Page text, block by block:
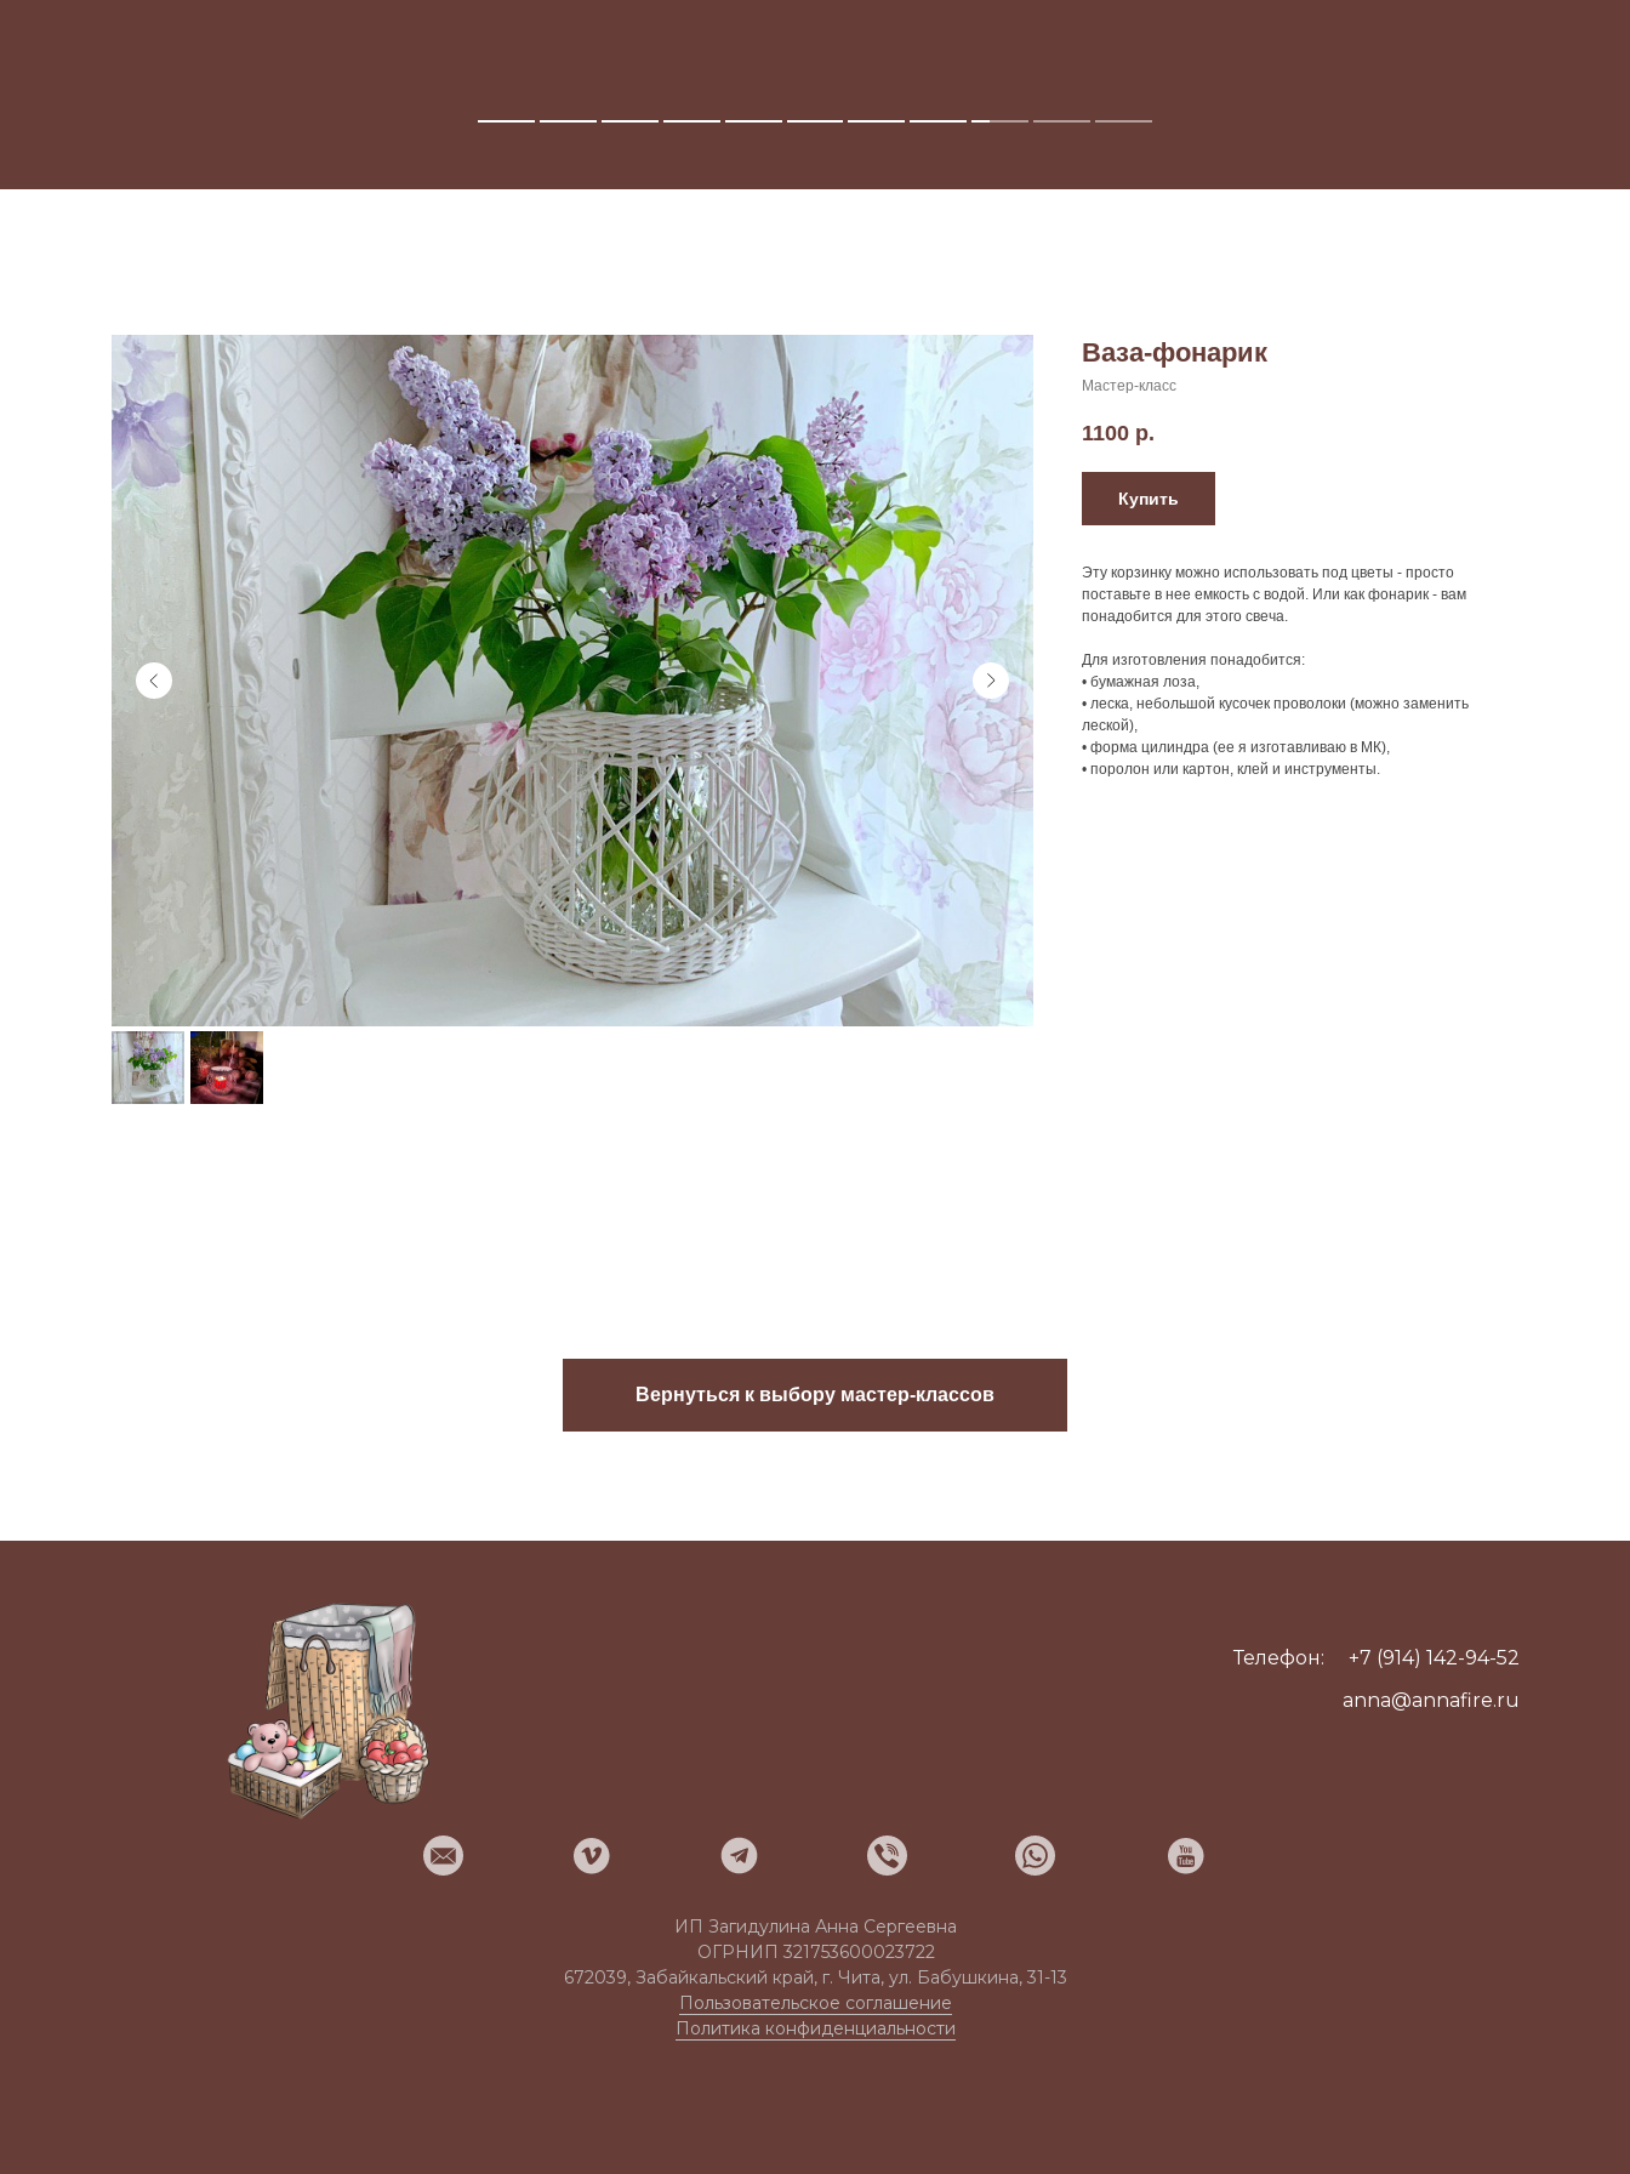
Ваза-фонарик
Мастер-класс
1100 р.
Купить
Эту корзинку можно использовать под цветы - просто
поставьте в нее емкость с водой. Или как фонарик - вам
понадобится для этого свеча.
Для изготовления понадобится:
• бумажная лоза,
• леска, небольшой кусочек проволоки (можно заменить
леской),
• форма цилиндра (ее я изготавливаю в МК),
• поролон или картон, клей и инструменты.
Вернуться к выбору мастер-классов
ИП Загидулина Анна Сергеевна
ОГРНИП 321753600023722
672039, Забайкальский край, г. Чита, ул. Бабушкина, 31-13
Пользовательское соглашение
Политика конфиденциальности
Телефон:
+7 (914) 142-94-52
anna@annafire.ru